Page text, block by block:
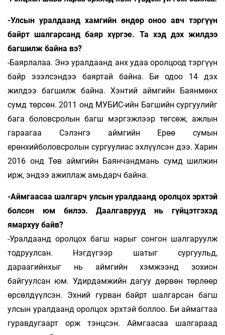
-Улсын уралдаанд хамгийн өндөр оноо авч тэргүүн
байрт шалгарсанд баяр хүргэе. Та хэд дэх жилдээ
багшилж байна вэ?
-Баярлалаа. Энэ уралдаанд анх удаа оролцоод тэргүүн
байр эзэлсэндээ баяртай байна. Би одоо 14 дэх
жилдээ багшилж байна. Хэнтий аймгийн Баянмөнх
сумд төрсөн. 2011 онд МУБИС-ийн Багшийн сургуулийг
бага боловс­ролын багш мэргэжлээр төгсөж, ажлын
гараагаа Сэлэнгэ аймгийн Ерөө сумын
ерөнхийболовсролын сургуулиас эхлүүлсэн дээ. Харин
2016 онд Төв аймгийн Баянчандмань сумд шилжин
ирж, эндээ ажиллаж амьдарч байна.
-Аймгаасаа шалгарч улсын уралдаанд оролцох эрхтэй
болсон юм билээ. Даалгаврууд нь гүйцэтгэхэд
ямархуу байв?
-Уралдаанд оролцох багш нарыг сонгон шалгаруулж
тодруулсан. Нэгдүгээр шатыг сургуульд,
дараагийнхыг нь аймгийн хэмжээнд зохион
байгуулсан юм. Удирдамжийн дагуу дөрвөн төрлөөр
өрсөлдүүлсэн. Эхний гурван байрт шалгарсан багш
улсын уралдаанд оролцох эрхтэй боллоо. Би аймагтаа
гуравдугаарт орж тэнцсэн. Аймгаасаа шалгараад